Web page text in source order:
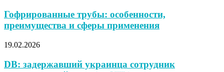
Гофрированные трубы: особенности,
преимущества и сферы применения
19.02.2026
DB: задержавший украинца сотрудник